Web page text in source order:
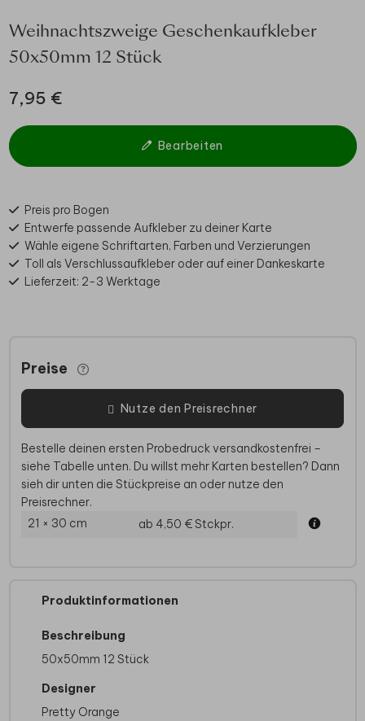
Weihnachtszweige Geschenkaufkleber
50x50mm 12 Stück
7,95 €
Bearbeiten
Preis pro Bogen
Entwerfe passende Aufkleber zu deiner Karte
Wähle eigene Schriftarten, Farben und Verzierungen
Toll als Verschlussaufkleber oder auf einer Dankeskarte
Lieferzeit: 2-3 Werktage
Preise
Nutze den Preisrechner
Bestelle deinen ersten Probedruck versandkostenfrei –
siehe Tabelle unten. Du willst mehr Karten bestellen? Dann
sieh dir unten die Stückpreise an oder nutze den
Preisrechner.
21 × 30 cm
ab 4,50 €Stckpr.
Produktinformationen
Beschreibung
50x50mm 12 Stück
Designer
Pretty Orange